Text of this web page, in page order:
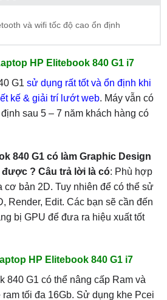
và wifi tốc độ cao ổn định
HP Elitebook 840 G1 i7
G1 sử dụng rất tốt và ổn định khi
kế & giải trí lướt web. Máy vẫn có
sau 5 – 7 năm khách hàng có
840 G1 có làm Graphic Design
được ? Câu trả lời là có: Phù hợp
cơ bản 2D. Tuy nhiên để có thể sử
Render, Edit. Các bạn sẽ cần đến
bị GPU để đưa ra hiệu xuất tốt
HP Elitebook 840 G1 i7
840 G1 có thể nâng cấp Ram và
ram tối đa 16Gb. Sử dụng khe Pcei